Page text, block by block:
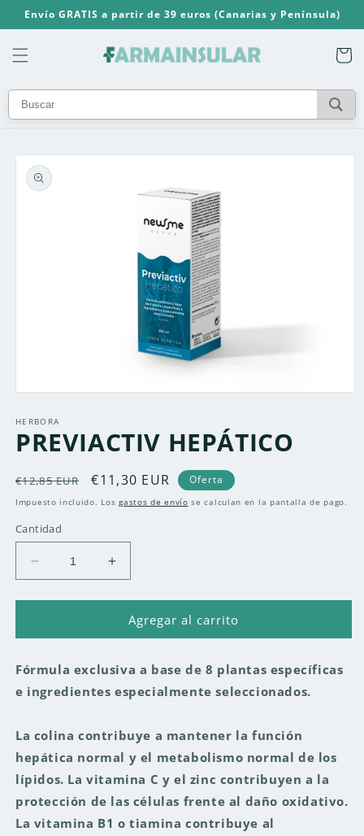
directamente
al contenido
Envío GRATIS a partir de 39 euros (Canarias y Península)
Carrito
directamente
a la
información
multimedia
1
en
modal
HERBORA
PREVIACTIV HEPÁTICO
Precio
habitual
€12,85 EUR
Precio
de
€11,30 EUR Oferta
Impuesto incluido. Losgastos de envío se calculan en la pantalla de pago.
Cantidad
Reducir
cantidad
para
HEPÁTICO
Aumentar
cantidad
para
PREVIACTIV
HEPÁTICO
Agregar al carrito
Fórmula exclusiva a base de 8 plantas específicas
e ingredientes especialmente seleccionados.
La colina contribuye a mantener la función
hepática normal y el metabolismo normal de los
lípidos. La vitamina C y el zinc contribuyen a la
protección de las células frente al daño oxidativo.
La vitamina B1 o tiamina contribuye al